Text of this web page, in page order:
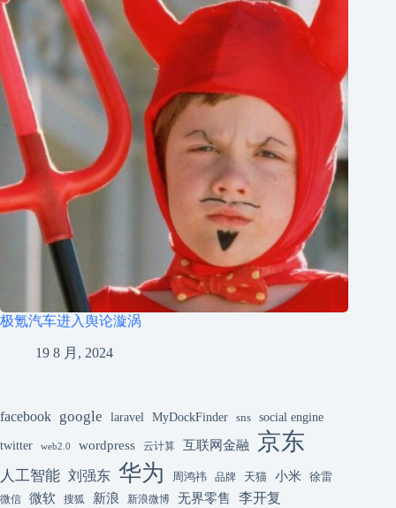
极氪汽车进入舆论漩涡
19 8 月, 2024
facebook google laravel MyDockFinder sns social engine
twitter web2.0 wordpress 云计算 互联网金融 京东
人工智能 刘强东 华为 周鸿祎 品牌 天猫 小米 徐雷
微信 微软 搜狐 新浪 新浪微博 无界零售 李开复